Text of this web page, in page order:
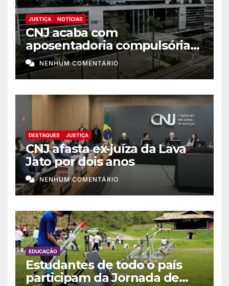
JUSTIÇA NOTÍCIAS
CNJ acaba com
aposentadoria compulsória
como punição máxima para
juiz
NENHUM COMENTÁRIO
DESTAQUES JUSTIÇA
CNJ afasta ex-juíza da Lava
Jato por dois anos
NENHUM COMENTÁRIO
EDUCAÇÃO
Estudantes de todo o país
participam da Jornada de